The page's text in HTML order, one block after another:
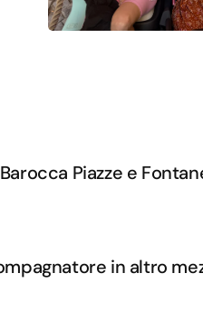
Piazze e
in altro